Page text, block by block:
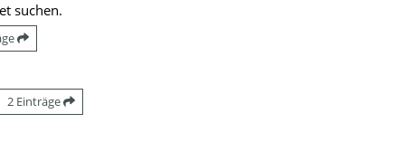
suchen.
2 Einträge